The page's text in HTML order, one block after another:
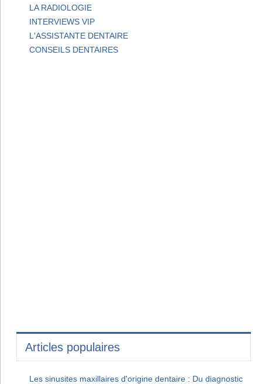
LA RADIOLOGIE
INTERVIEWS VIP
L'ASSISTANTE DENTAIRE
CONSEILS DENTAIRES
Articles populaires
Les sinusites maxillaires d'origine dentaire : Du diagnostic